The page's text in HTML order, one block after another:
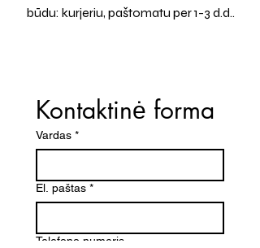
būdu: kurjeriu, paštomatu per 1-3 d.d..
Kontaktinė forma
Vardas *
El. paštas *
Telefono numeris